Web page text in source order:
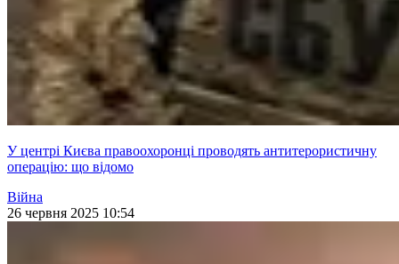
У центрі Києва правоохоронці проводять антитерористичну
операцію: що відомо
Війна
26 червня 2025 10:54